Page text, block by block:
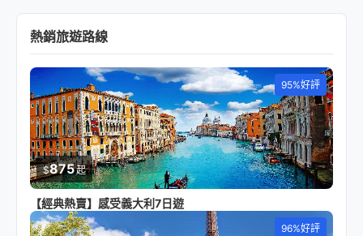
熱銷旅遊路線
95%好評
$875起
【經典熱賣】感受義大利7日遊
96%好評